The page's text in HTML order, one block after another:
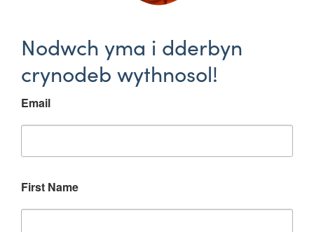
Nodwch yma i dderbyn
crynodeb wythnosol!
Email
First Name